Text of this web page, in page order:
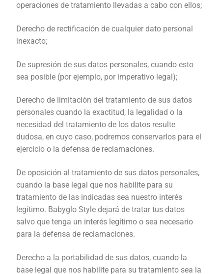
operaciones de tratamiento llevadas a cabo con ellos;
Derecho de rectificación de cualquier dato personal
inexacto;
De supresión de sus datos personales, cuando esto
sea posible (por ejemplo, por imperativo legal);
Derecho de limitación del tratamiento de sus datos
personales cuando la exactitud, la legalidad o la
necesidad del tratamiento de los datos resulte
dudosa, en cuyo caso, podremos conservarlos para el
ejercicio o la defensa de reclamaciones.
De oposición al tratamiento de sus datos personales,
cuando la base legal que nos habilite para su
tratamiento de las indicadas sea nuestro interés
legítimo. Babyglo Style dejará de tratar tus datos
salvo que tenga un interés legítimo o sea necesario
para la defensa de reclamaciones.
Derecho a la portabilidad de sus datos, cuando la
base legal que nos habilite para su tratamiento sea la